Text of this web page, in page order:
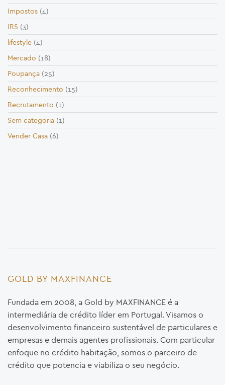
Impostos (4)
IRS (3)
lifestyle (4)
Mercado (18)
Poupança (25)
Reconhecimento (15)
Recrutamento (1)
Sem categoria (1)
Vender Casa (6)
GOLD BY MAXFINANCE
Fundada em 2008, a Gold by MAXFINANCE é a
intermediária de crédito líder em Portugal. Visamos o
desenvolvimento financeiro sustentável de particulares e
empresas e demais agentes profissionais. Com particular
enfoque no crédito habitação, somos o parceiro de
crédito que potencia e viabiliza o seu negócio.